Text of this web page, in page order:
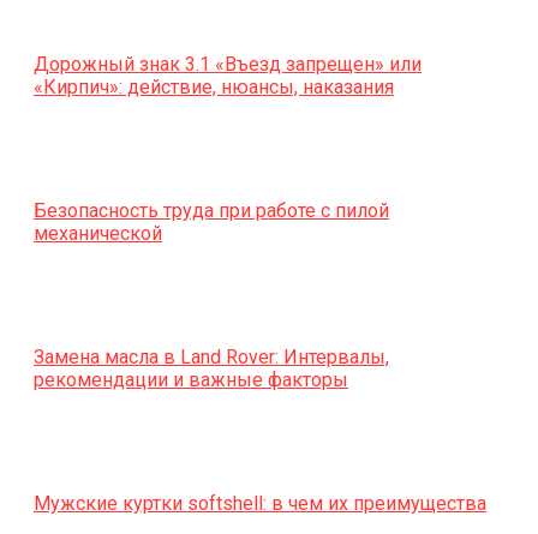
Дорожный знак 3.1 «Въезд запрещен» или
«Кирпич»: действие, нюансы, наказания
Безопасность труда при работе с пилой
механической
Замена масла в Land Rover: Интервалы,
рекомендации и важные факторы
Мужские куртки softshell: в чем их преимущества